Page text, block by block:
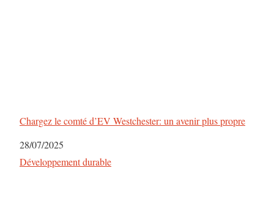
Chargez le comté d’EV Westchester: un avenir plus propre
Date
28/07/2025
Par rapport à
Développement durable